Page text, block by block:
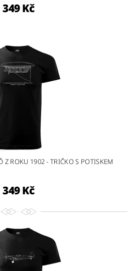
349 Kč
Z ROKU 1902 - TRIČKO S POTISKEM
349 Kč